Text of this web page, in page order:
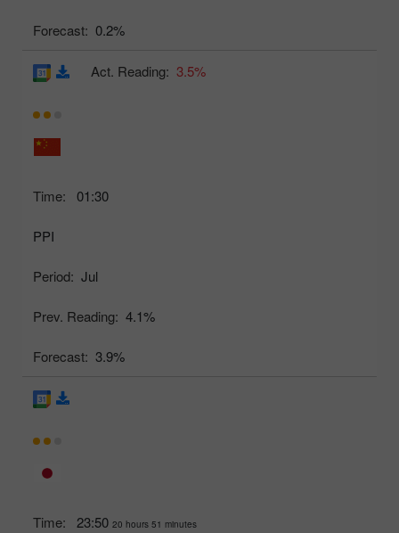
Forecast: 0.2%
Time: 01:30
PPI
Period: Jul
Prev. Reading: 4.1%
Forecast: 3.9%
Act. Reading: 3.5%
Time: 23:50 20 hours 51 minutes